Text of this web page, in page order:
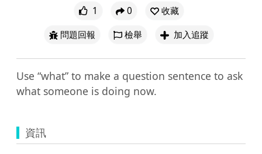
1 0
收藏
問題回報
檢舉 加入追蹤
Use “what” to make a question sentence to ask
what someone is doing now.
資訊